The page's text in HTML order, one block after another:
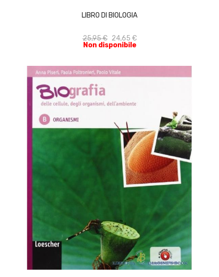
LIBRO DI BIOLOGIA
25,95 € 24,65 €
Non disponibile
ACQUISTA